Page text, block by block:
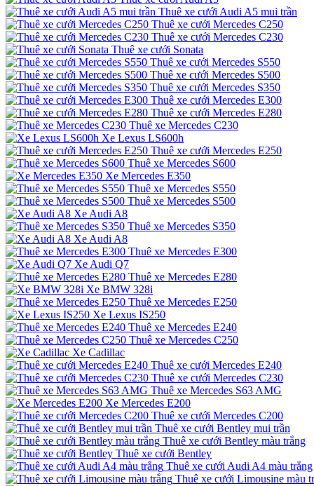
Thuê xe cưới Audi A5 mui trần
Thuê xe cưới Mercedes C250
Thuê xe cưới Mercedes C230
Thuê xe cưới Sonata
Thuê xe cưới Mercedes S550
Thuê xe cưới Mercedes S500
Thuê xe cưới Mercedes S350
Thuê xe cưới Mercedes E300
Thuê xe cưới Mercedes E280
Thuê xe Mercedes C230
Xe Lexus LS600h
Thuê xe cưới Mercedes E250
Thuê xe Mercedes S600
Xe Mercedes E350
Thuê xe Mercedes S550
Thuê xe Mercedes S500
Xe Audi A8
Thuê xe Mercedes S350
Xe Audi A8
Thuê xe Mercedes E300
Xe Audi Q7
Thuê xe Mercedes E280
Xe BMW 328i
Thuê xe Mercedes E250
Xe Lexus IS250
Thuê xe Mercedes E240
Thuê xe Mercedes C250
Xe Cadillac
Thuê xe cưới Mercedes E240
Thuê xe cưới Mercedes C230
Thuê xe Mercedes S63 AMG
Xe Mercedes E200
Thuê xe cưới Mercedes C200
Thuê xe cưới Bentley mui trần
Thuê xe cưới Bentley màu trắng
Thuê xe cưới Bentley
Thuê xe cưới Audi A4 màu trắng
Thuê xe cưới Limousine màu